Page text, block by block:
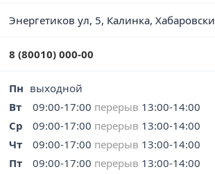
Энергетиков ул, 5, Калинка,
8 (80010) 000-00
Пн выходной
Вт
09:00-17:00 перерыв 13:00-14:00
Ср
09:00-17:00 перерыв 13:00-14:00
Чт
09:00-17:00 перерыв 13:00-14:00
Пт
09:00-17:00 перерыв 13:00-14:00